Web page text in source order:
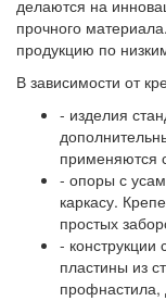
делаются на
прочного
продукцию по
В зависимости от
- изделия
применяются
- опоры с
каркасу.
простых
- конструкции
пластины из
профнастила,